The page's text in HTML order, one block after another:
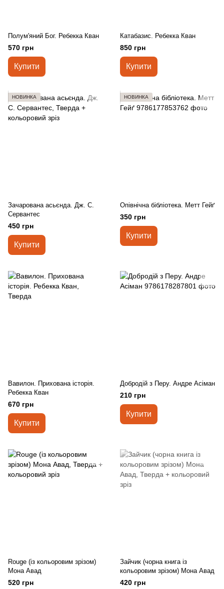
Полум'яний Бог. Ребекка Кван
570 грн
Купити
Катабазис. Ребекка Кван
850 грн
Купити
НОВИНКА
Зачарована асьєнда. Дж. С.
Сервантес
450 грн
Купити
НОВИНКА
Опівнічна бібліотека. Метт Гейґ
350 грн
Купити
Вавилон. Прихована історія.
Ребекка Кван
670 грн
Купити
Добродій з Перу. Андре Асіман
210 грн
Купити
Rouge (із кольоровим зрізом)
Мона Авад
520 грн
Зайчик (чорна книга із
кольоровим зрізом) Мона Авад
420 грн